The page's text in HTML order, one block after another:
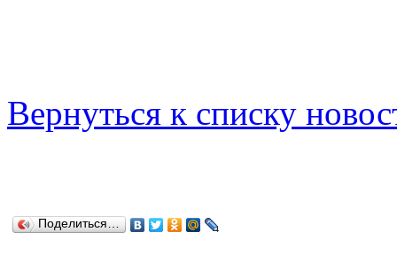
Вернуться к списку
Поделиться…